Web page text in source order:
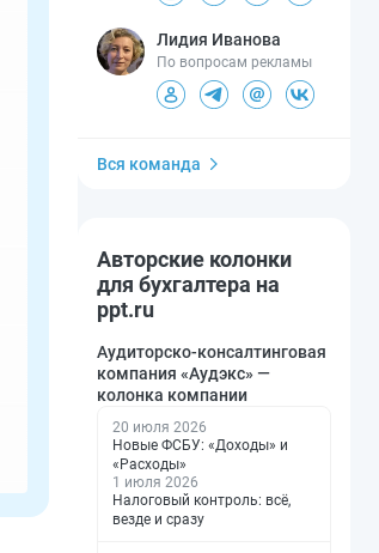
Лидия Иванова
По вопросам рекламы
Вся команда
Авторские колонки
для бухгалтера на
ppt.ru
Аудиторско-консалтинговая
компания «Аудэкс» —
колонка компании
20 июля 2026
Новые ФСБУ: «Доходы» и
«Расходы»
1 июля 2026
Налоговый контроль: всё,
везде и сразу